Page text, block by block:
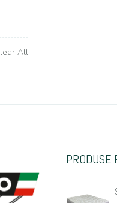
All
PRODUSE